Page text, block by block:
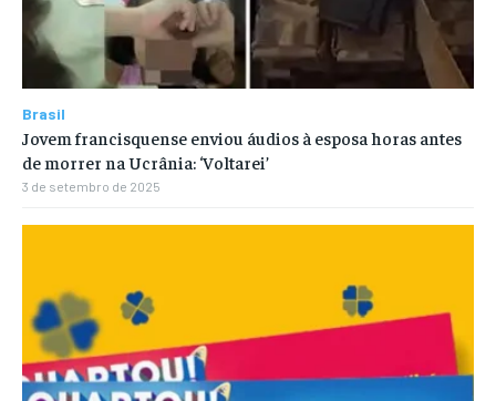
Brasil
Jovem francisquense enviou áudios à esposa horas antes
de morrer na Ucrânia: ‘Voltarei’
3 de setembro de 2025